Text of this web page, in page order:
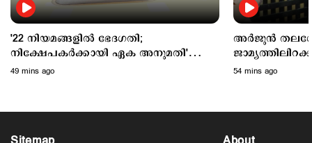
'22 നിയമങ്ങളില്‍ ഭേദഗതി;
നിക്ഷേപകര്‍ക്കായി ഏക അനുമതി'
പ്രഖ്യാപനവുമായി മുഖ്യമന്ത്രി
49 mins ago
അര്‍ജുന്‍
54 mins ago